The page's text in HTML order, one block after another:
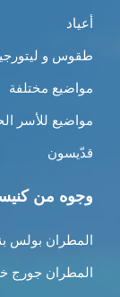
أعياد
طقوس و
مواضيع مختلفة
مواضيع للأسر
قدّيسون
وجوه من
المطران بولس
المطران جورج